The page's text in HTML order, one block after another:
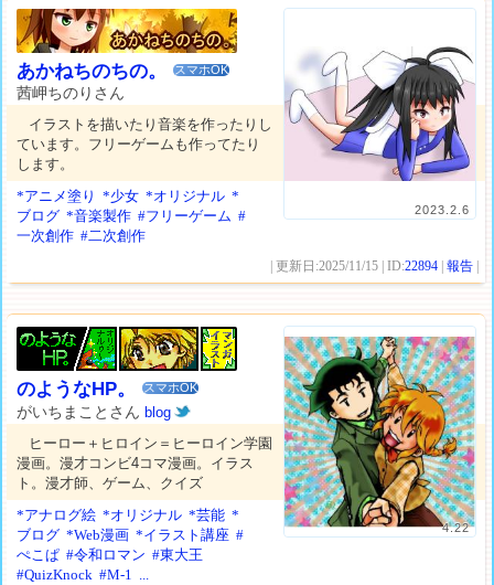
2023.2.6
あかねちのちの。 スマホOK
茜岬ちのりさん
イラストを描いたり音楽を作ったりし
ています。フリーゲームも作ってたり
します。
*アニメ塗り
*少女 *オリジナル *
ブログ *音楽製作 #フリーゲーム #
一次創作 #二次創作
| 更新日:2025/11/15 | ID:22894 |報告
4.22
のようなHP。 スマホOK
がいちまことさんblog
ヒーロー＋ヒロイン＝ヒーロイン学園
漫画。漫才コンビ4コマ漫画。イラス
ト。漫才師、ゲーム、クイズ
*アナログ絵 *オリジナル *芸能 *
ブログ *Web漫画 *イラスト講座 #
ぺこぱ #令和ロマン #東大王
#QuizKnock #M-1 ...